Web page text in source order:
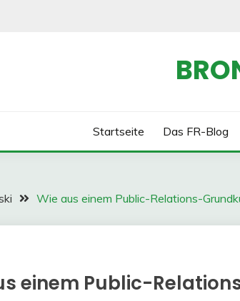
Startseite Das FR-Blog
Wie aus einem Public-Relations-
einem Public-